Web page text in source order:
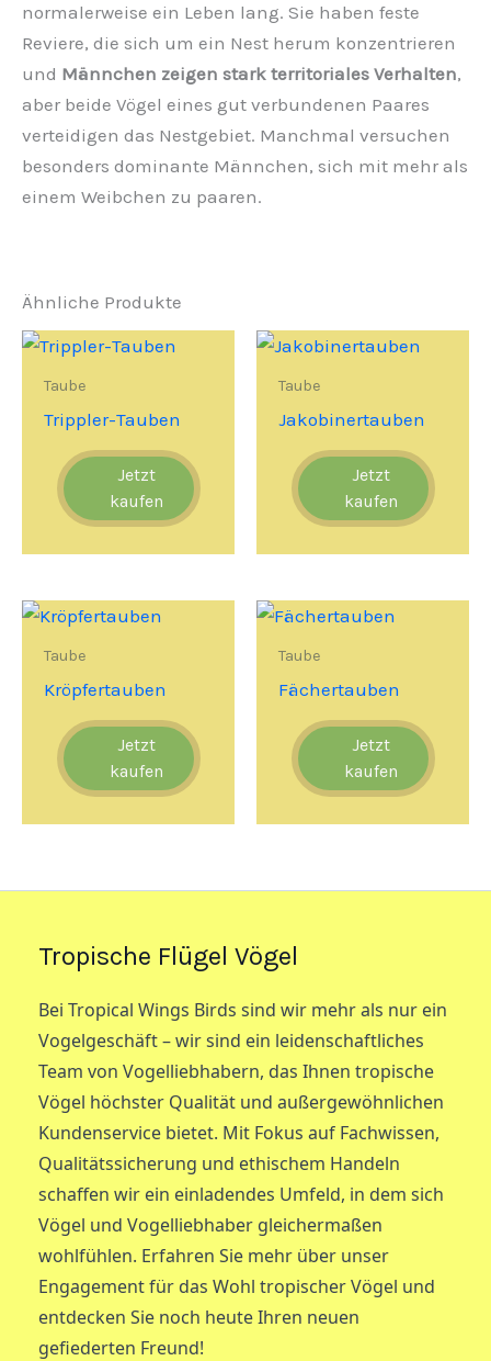
normalerweise ein Leben lang. Sie haben feste
Reviere, die sich um ein Nest herum konzentrieren
und Männchen zeigen stark territoriales Verhalten,
aber beide Vögel eines gut verbundenen Paares
verteidigen das Nestgebiet. Manchmal versuchen
besonders dominante Männchen, sich mit mehr als
einem Weibchen zu paaren.
Ähnliche Produkte
Taube
Trippler-Tauben
Jetzt
kaufen
Taube
Jakobinertauben
Jetzt
kaufen
Taube
Kröpfertauben
Jetzt
kaufen
Taube
Fächertauben
Jetzt
kaufen
Tropische Flügel Vögel
Bei Tropical Wings Birds sind wir mehr als nur ein
Vogelgeschäft – wir sind ein leidenschaftliches
Team von Vogelliebhabern, das Ihnen tropische
Vögel höchster Qualität und außergewöhnlichen
Kundenservice bietet. Mit Fokus auf Fachwissen,
Qualitätssicherung und ethischem Handeln
schaffen wir ein einladendes Umfeld, in dem sich
Vögel und Vogelliebhaber gleichermaßen
wohlfühlen. Erfahren Sie mehr über unser
Engagement für das Wohl tropischer Vögel und
entdecken Sie noch heute Ihren neuen
gefiederten Freund!